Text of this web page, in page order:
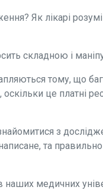
Як лікарі
складною і
тому, що
це платні
з
та правильно
медичних